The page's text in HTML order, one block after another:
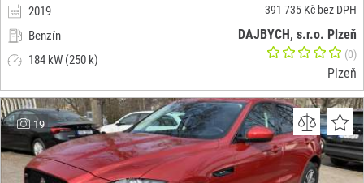
2019
Benzín
184 kW (250 k)
391 735 Kč bez DPH
DAJBYCH, s.r.o. Plzeň
(0)
Plzeň
19